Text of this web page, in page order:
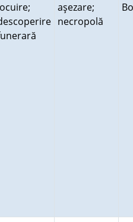
aşezare;
necropolă